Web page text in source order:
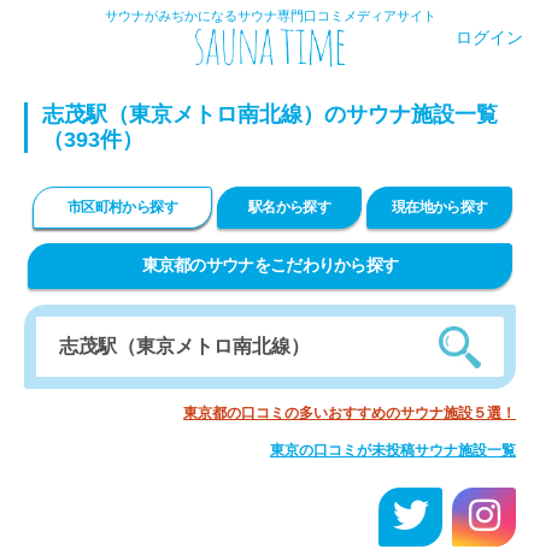
サウナがみぢかになるサウナ専門口コミメディアサイト
ログイン
志茂駅（東京メトロ南北線）のサウナ施設一覧
（393件）
市区町村から探す 駅名から探す 現在地から探す
東京都のサウナをこだわりから探す
東京都の口コミの多いおすすめのサウナ施設５選！
東京の口コミが未投稿サウナ施設一覧